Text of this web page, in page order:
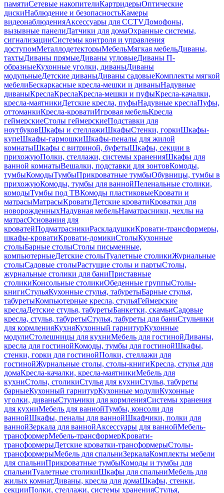
памятиСетевые накопителиКартридерыОптические
дискиНаблюдение и безопасностьКамеры
видеонаблюденияАксессуары для CCTVДомофоны,
вызывные панелиДатчики для домаОхранные системы,
сигнализацииСистемы контроля и управления
доступомМеталлодетекторыМебельМягкая мебельДиваны,
тахтыДиваны прямыеДиваны угловыеДиваны П-
образныеКухонные уголки, диваныДиваны
модульныеДетские диваныДиваны садовыеКомплекты мягкой
мебелиБескаркасные кресла-мешки и диваныНадувные
диваныКреслаКреслаКресла-мешки и пуфыКресла-качалки,
кресла-маятникиДетские кресла, пуфыНадувные креслаПуфы,
оттоманкиКресла-кроватиИгровая мебельКресла
геймерскиеСтолы геймерскиеПодставки для
ноутбуковШкафы и стеллажиШкафыСтенки, горкиШкафы-
купеШкафы-гармошкиШкафы-пеналы для жилой
комнатыШкафы с витриной, буфетыШкафы, секции в
прихожуюПолки, стеллажи, системы храненияШкафы для
ванной комнатыВешалки, подставки для зонтовКомоды,
тумбыКомодыТумбыПрикроватные тумбыОбувницы, тумбы в
прихожуюКомоды, тумбы для ваннойПеленальные столики,
комодыТумбы под ТВКомоды пластиковыеКровати и
матрасыМатрасыКроватиДетские кроватиКроватки для
новорожденныхНадувная мебельНаматрасники, чехлы на
матрасОснования для
кроватейПодматрасникиРаскладушкиКровати-трансформеры,
шкафы-кроватиКровати-домикиСтолыКухонные
столыБарные столыСтолы письменные,
компьютерныеДетские столыТуалетные столикиЖурнальные
столыСадовые столыРастущие столы и партыСтолы,
журнальные столики для баниПриставные
столикиКонсольные столикиОбеденные группыСтолы-
книгиСтульяКухонные стулья, табуретыБарные стулья,
табуретыКомпьютерные кресла, стульяГеймерские
креслаДетские стулья, табуретыБанкетки, скамьиСадовые
кресла, стулья, табуретыСтулья, табуреты для баниСтульчики
для кормленияКухняКухонный гарнитурКухонные
модулиСтолешницы для кухниМебель для гостинойДиваны,
кресла для гостинойКомоды, тумбы для гостинойШкафы,
стенки, горки для гостинойПолки, стеллажи для
гостинойЖурнальные столы, столы-книгиКресла, стулья для
домаКресла-качалки, кресла-маятникиМебель для
кухниСтолы, столикиСтулья для кухниСтулья, табуреты
барныеКухонный гарнитурКухонные модулиКухонные
уголки, диваныСтульчики для кормленияСистемы хранения
для кухниМебель для ваннойТумбы, консоли для
ваннойШкафы, пеналы для ваннойШкафчики, полки для
ваннойЗеркала для ваннойАксессуары для ваннойМебель-
трансформерМебель-трансформерКровати-
трансформерыДетские кроватки-трансформерыСтолы-
трансформерыМебель для спальниЗеркалаКомплекты мебели
для спальниПрикроватные тумбыКомоды и тумбы для
спальниТуалетные столикиШкафы для спальниМебель для
жилых комнатДиваны, кресла для домаШкафы, стенки,
секцииПолки, стеллажи, системы храненияСтулья,